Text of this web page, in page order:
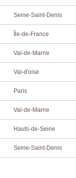
Seine-Saint-Denis
Île-de-France
Val-de-Marne
Val-d'oise
Paris
Val-de-Marne
Hauts-de-Seine
Seine-Saint-Denis